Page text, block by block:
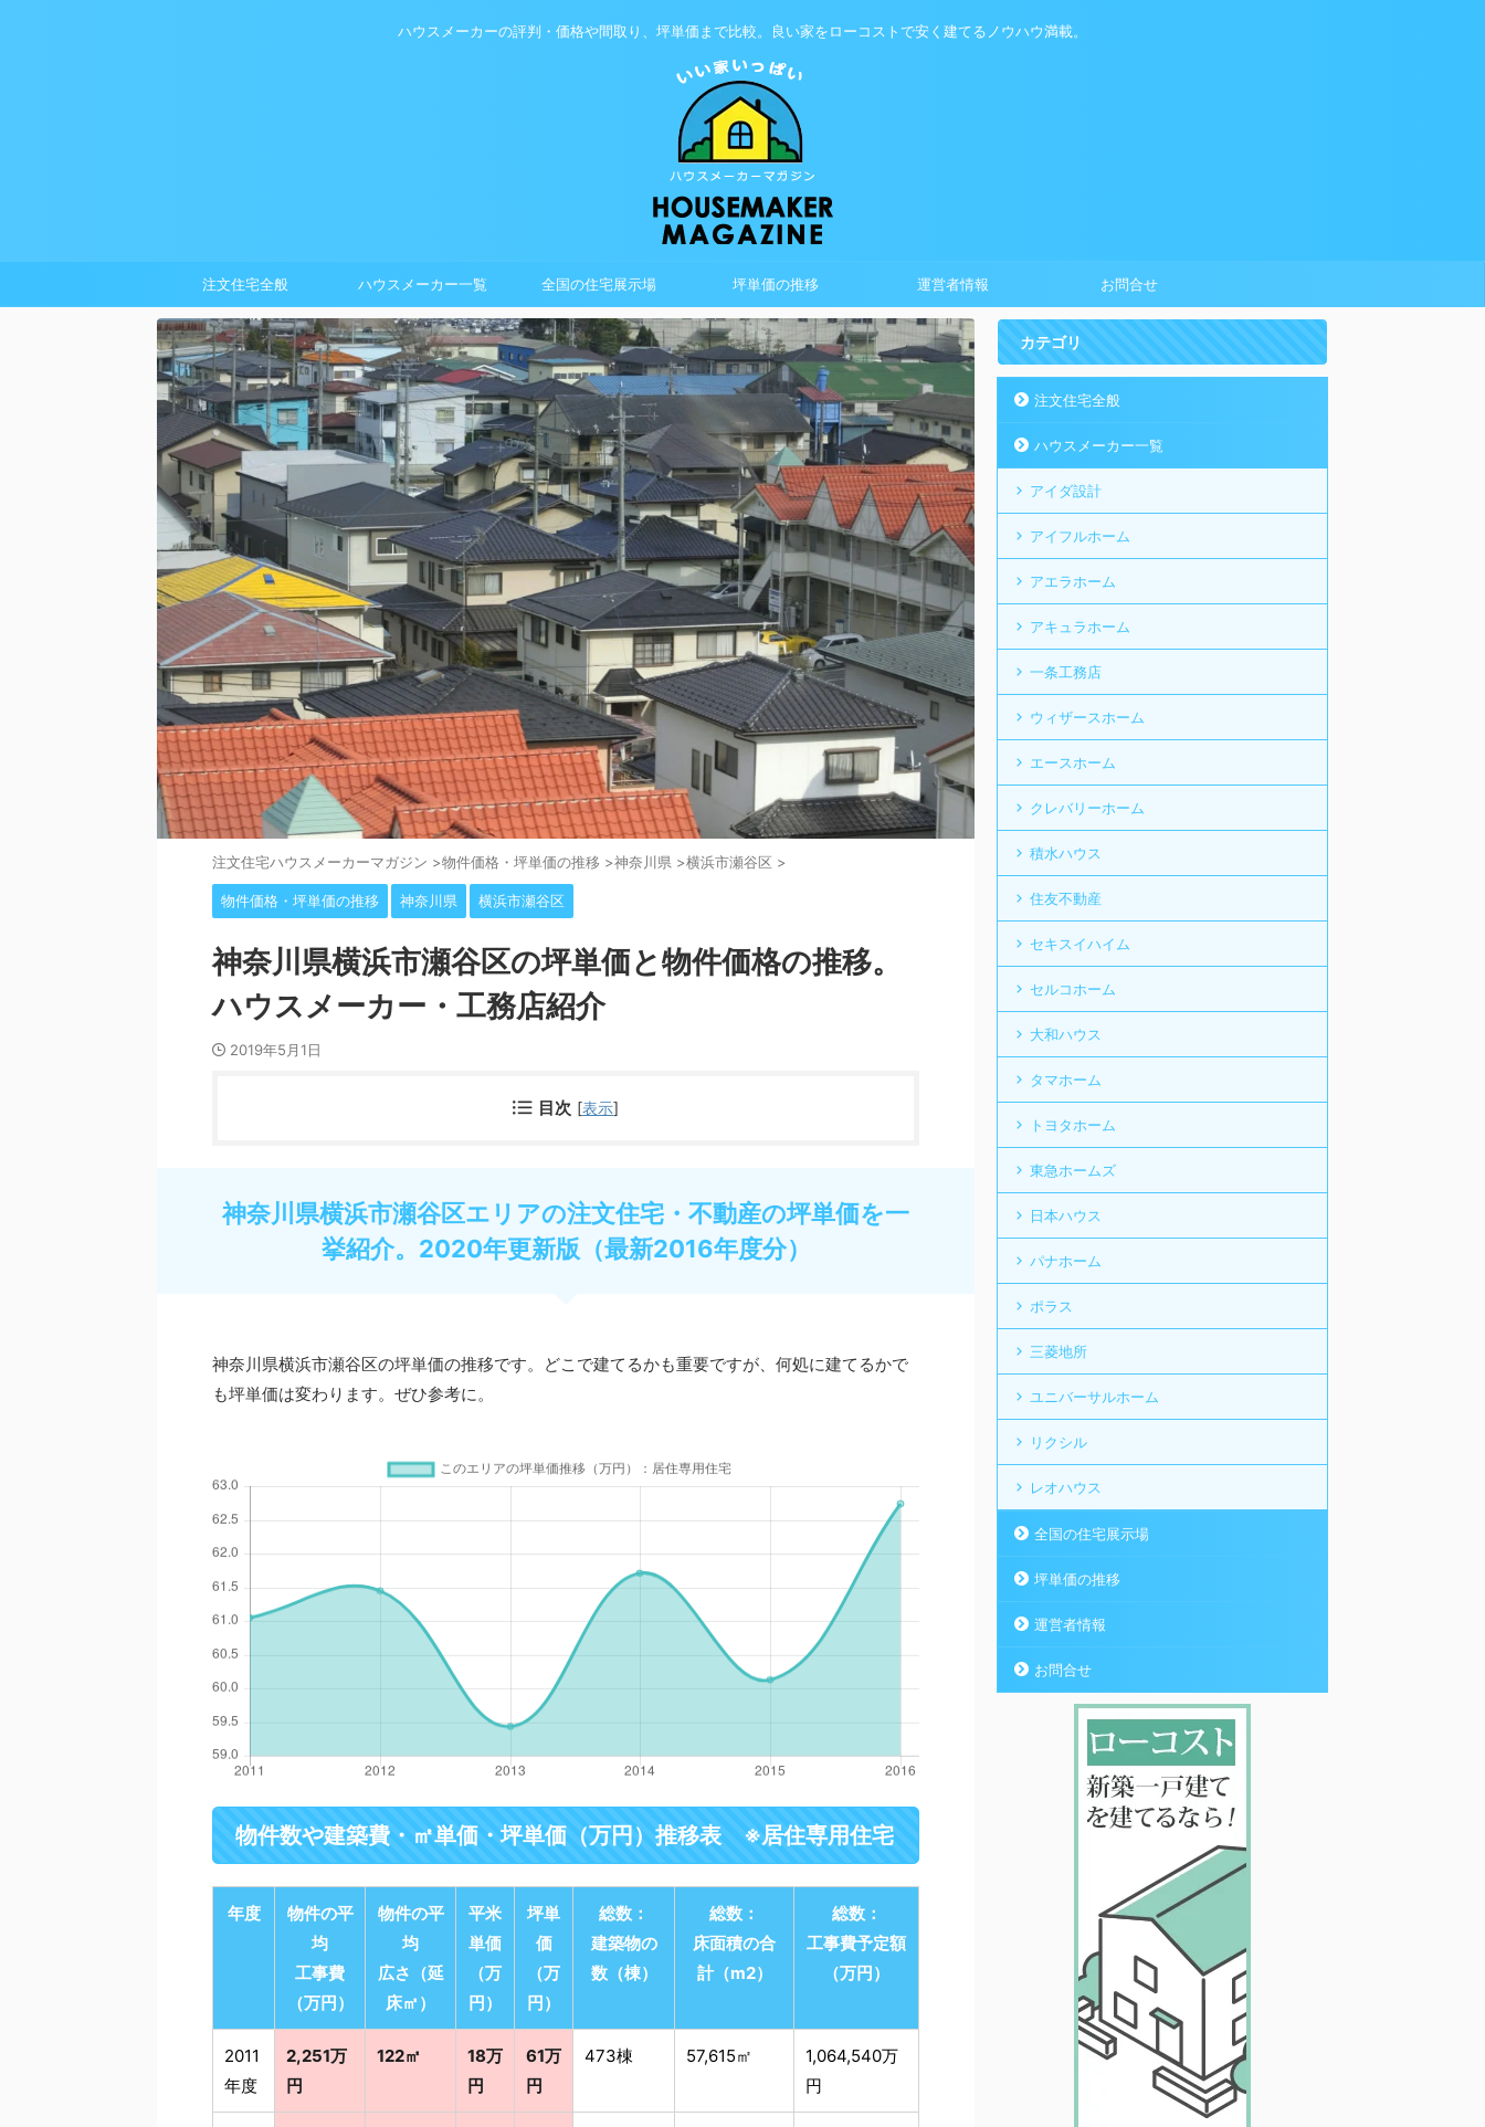
ハウスメーカーの評判・価格や間取り、坪単価まで比較。良い家をローコストで安く建てるノウハウ満載。
注文住宅全般 ハウスメーカー一覧 全国の住宅展示場 坪単価の推移 運営者情報 お問合せ
注⽂住宅ハウスメーカーマガジン >物件価格・坪単価の推移 >神奈川県 >横浜市瀬谷区 >
物件価格・坪単価の推移 神奈川県 横浜市瀬谷区
神奈川県横浜市瀬谷区の坪単価と物件価格の推移。
ハウスメーカー・工務店紹介
2019年5月1日
目次 [表示]
神奈川県横浜市瀬谷区エリアの注文住宅・不動産の坪単価を一
挙紹介。2020年更新版（最新2016年度分）
神奈川県横浜市瀬谷区の坪単価の推移です。どこで建てるかも重要ですが、何処に建てるかで
も坪単価は変わります。ぜひ参考に。
物件数や建築費・㎡単価・坪単価（万円）推移表 ※居住専用住宅
年度
物件の平
均
工事費
（万円）
物件の平
均
広さ（延
床㎡）
平米
単価
（万
円）
坪単
価
（万
円）
総数：
建築物の
数（棟）
総数：
床面積の合
計（m2）
総数：
工事費予定額
（万円）
2011
年度
2,251万
円
122㎡
18万
円
61万
円
473棟 57,615㎡
1,064,540万
円
カテゴリ
注文住宅全般
ハウスメーカー一覧
アイダ設計
アイフルホーム
アエラホーム
アキュラホーム
一条工務店
ウィザースホーム
エースホーム
クレバリーホーム
積水ハウス
住友不動産
セキスイハイム
セルコホーム
大和ハウス
タマホーム
トヨタホーム
東急ホームズ
日本ハウス
パナホーム
ポラス
三菱地所
ユニバーサルホーム
リクシル
レオハウス
全国の住宅展示場
坪単価の推移
運営者情報
お問合せ